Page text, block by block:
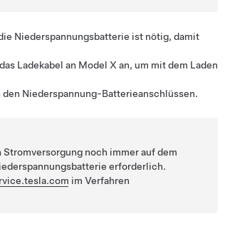
Niederspannungsbatterie ist nötig, damit
Ladekabel an Model X an, um mit dem Laden
den Niederspannung-Batterieanschlüssen.
noch immer auf dem
erforderlich.
im Verfahren